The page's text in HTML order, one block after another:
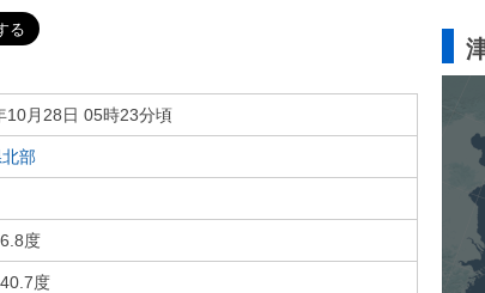
10月28日 05時23分頃
部
度
度